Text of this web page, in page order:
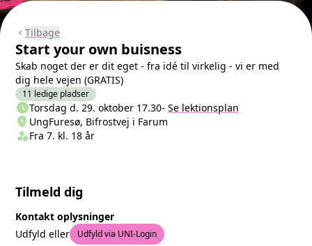
chevron_left Tilbage
Start your own buisness
Skab noget der er dit eget - fra idé til virkelig - vi er med
dig hele vejen (GRATIS)
11 ledige pladser
Næste lektion
scheduleTorsdag d. 29. oktober 17.30- Se lektionsplan
Sted/Adresse
location_on UngFuresø, Bifrostvej i Farum
Klasse/Aldersbegrænsning
person_shieldFra 7. kl. 18 år
Tilmeld dig
Kontakt oplysninger
Udfyld eller
Udfyld via UNI-Login